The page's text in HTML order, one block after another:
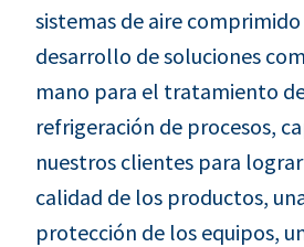
sistemas de aire
desarrollo de soluciones
mano para el tratamiento
refrigeración de procesos,
nuestros clientes para
calidad de los productos,
protección de los equipos,